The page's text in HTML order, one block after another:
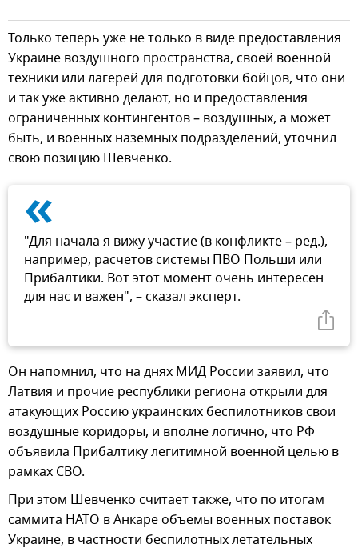
Только теперь уже не только в виде предоставления
Украине воздушного пространства, своей военной
техники или лагерей для подготовки бойцов, что они
и так уже активно делают, но и предоставления
ограниченных контингентов – воздушных, а может
быть, и военных наземных подразделений, уточнил
свою позицию Шевченко.
«
"Для начала я вижу участие (в конфликте – ред.),
например, расчетов системы ПВО Польши или
Прибалтики. Вот этот момент очень интересен
для нас и важен", – сказал эксперт.
Он напомнил, что на днях МИД России заявил, что
Латвия и прочие республики региона открыли для
атакующих Россию украинских беспилотников свои
воздушные коридоры, и вполне логично, что РФ
объявила Прибалтику легитимной военной целью в
рамках СВО.
При этом Шевченко считает также, что по итогам
саммита НАТО в Анкаре объемы военных поставок
Украине, в частности беспилотных летательных